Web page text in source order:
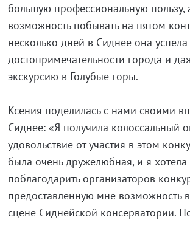
большую профессиональную пользу,
возможность побывать на пятом
несколько дней в Сиднее она успела
достопримечательности города и
экскурсию в Голубые горы.
Ксения поделилась с нами своими
Сиднее: «Я получила колоссальный
удовольствие от участия в этом
была очень дружелюбная, и я
поблагодарить организаторов
предоставленную мне возможность
сцене Сиднейской консерватории.